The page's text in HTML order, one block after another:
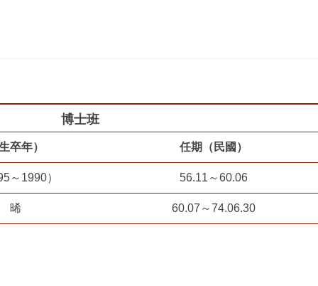
博士班
卒年） 任期（民國）
～1990） 56.11～60.06
晞 60.07～74.06.30